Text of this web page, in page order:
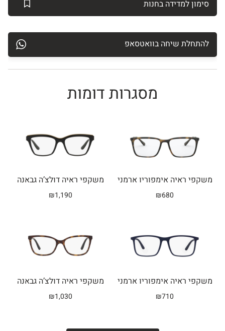
להתחלת שיחה בוואטסאפ
סימון למדידה בחנות
מסגרות דומות
משקפי ראיה דולצ’ה גבאנה
₪1,190
משקפי ראיה אימפוריו ארמני
₪680
משקפי ראיה דולצ’ה גבאנה
₪1,030
משקפי ראיה אימפוריו ארמני
₪710